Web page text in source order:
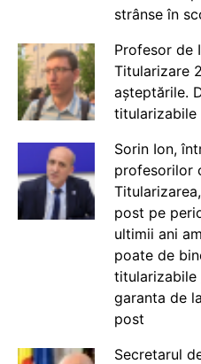
strânse în
Profesor de
Titularizare
așteptările.
titularizabile
Sorin Ion,
profesorilor
post pe
ultimii ani
poate de
titularizabile
garanta de
post
Secretarul